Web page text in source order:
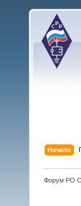
Начало
Форум РО